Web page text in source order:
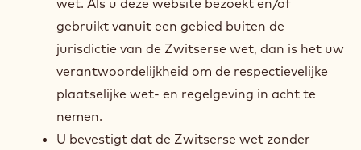
gebruikt vanuit een gebied buiten de
jurisdictie van de Zwitserse wet, dan is het uw
verantwoordelijkheid om de respectievelijke
plaatselijke wet- en regelgeving in acht te
nemen.
U bevestigt dat de Zwitserse wet zonder